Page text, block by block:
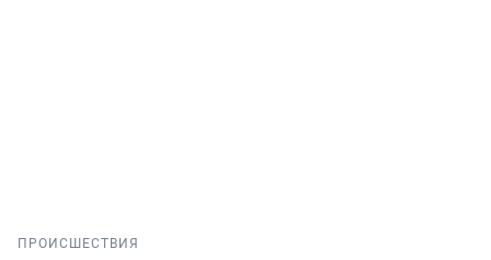
ПРОИСШЕСТВИЯ